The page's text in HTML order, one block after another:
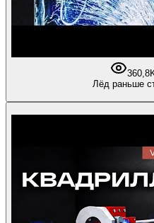
Лёд раньше